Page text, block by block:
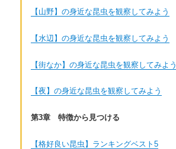
【山野】の身近な昆虫を観察してみよう
【水辺】の身近な昆虫を観察してみよう
【街なか】の身近な昆虫を観察してみよう
【夜】の身近な昆虫を観察してみよう
第3章 特徴から見つける
【格好良い昆虫】ランキングベスト5